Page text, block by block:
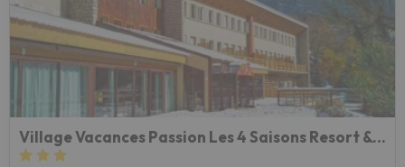
Village Vacances Passion Les 4 Saisons Resort & Spa